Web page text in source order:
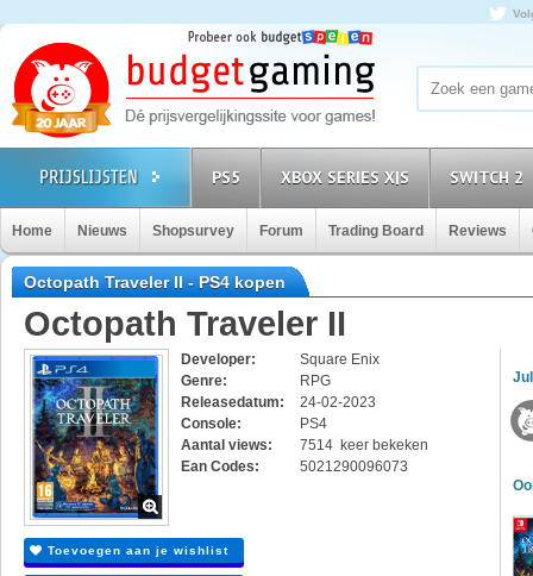
PS5 XBOX SERIES X|S SWITCH 2
Home Nieuws Shopsurvey Forum Trading Board Reviews
Octopath Traveler II - PS4 kopen
Octopath Traveler II
Developer:
Square Enix
Genre:
RPG
Releasedatum:
24-02-2023
Console:
PS4
Aantal views:
7514 keer bekeken
Ean Codes:
5021290096073
Toevoegen aan je wishlist